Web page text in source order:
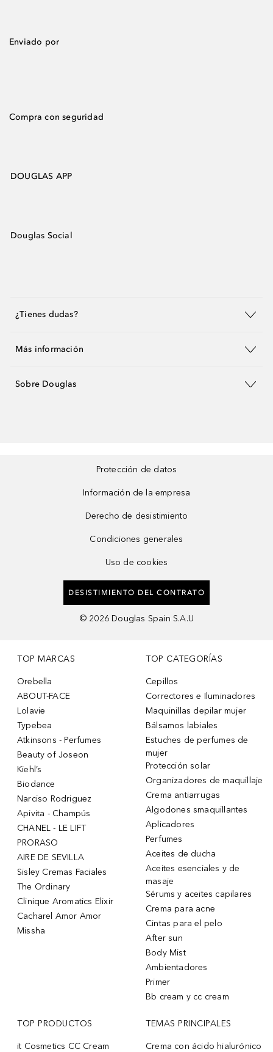
Enviado por
Compra con seguridad
DOUGLAS APP
Douglas Social
¿Tienes dudas?
Más información
Sobre Douglas
Protección de datos
Información de la empresa
Derecho de desistimiento
Condiciones generales
Uso de cookies
DESISTIMIENTO DEL CONTRATO
© 2026 Douglas Spain S.A.U
TOP MARCAS
Orebella
ABOUT-FACE
Lolavie
Typebea
Atkinsons - Perfumes
Beauty of Joseon
Kiehl’s
Biodance
Narciso Rodriguez
Apivita - Champús
CHANEL - LE LIFT
PRORASO
AIRE DE SEVILLA
Sisley Cremas Faciales
The Ordinary
Clinique Aromatics Elixir
Cacharel Amor Amor
Missha
TOP CATEGORÍAS
Cepillos
Correctores e Iluminadores
Maquinillas depilar mujer
Bálsamos labiales
Estuches de perfumes de
mujer
Protección solar
Organizadores de maquillaje
Crema antiarrugas
Algodones smaquillantes
Aplicadores
Perfumes
Aceites de ducha
Aceites esenciales y de
masaje
Sérums y aceites capilares
Crema para acne
Cintas para el pelo
After sun
Body Mist
Ambientadores
Primer
Bb cream y cc cream
TOP PRODUCTOS
it Cosmetics CC Cream
TEMAS PRINCIPALES
Crema con ácido hialurónico